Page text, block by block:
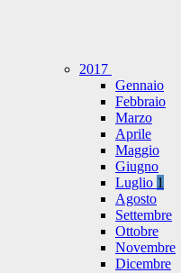
2017
Gennaio
Febbraio
Marzo
Aprile
Maggio
Giugno
Luglio 1
Agosto
Settembre
Ottobre
Novembre
Dicembre